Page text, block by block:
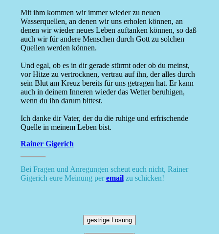
Mit ihm kommen wir immer wieder zu neuen
Wasserquellen, an denen wir uns erholen können, an
denen wir wieder neues Leben auftanken können, so daß
auch wir für andere Menschen durch Gott zu solchen
Quellen werden können.
Und egal, ob es in dir gerade stürmt oder ob du meinst,
vor Hitze zu vertrocknen, vertrau auf ihn, der alles durch
sein Blut am Kreuz bereits für uns getragen hat. Er kann
auch in deinem Inneren wieder das Wetter beruhigen,
wenn du ihn darum bittest.
Ich danke dir Vater, der du die ruhige und erfrischende
Quelle in meinem Leben bist.
Rainer Gigerich
Bei Fragen und Anregungen scheut euch nicht, Rainer
Gigerich eure Meinung peremailzu schicken!
gestrige Losung